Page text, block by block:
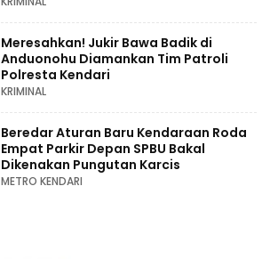
Meresahkan! Jukir Bawa Badik di
Anduonohu Diamankan Tim Patroli
Polresta Kendari
KRIMINAL
Beredar Aturan Baru Kendaraan Roda
Empat Parkir Depan SPBU Bakal
Dikenakan Pungutan Karcis
METRO KENDARI